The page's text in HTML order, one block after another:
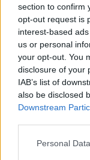
section to confirm
opt-out request is
interest-based
us or personal
your opt-out. You
disclosure of your
IAB’s list of
also be disclosed
Downstream
Personal
ígéretesen induló